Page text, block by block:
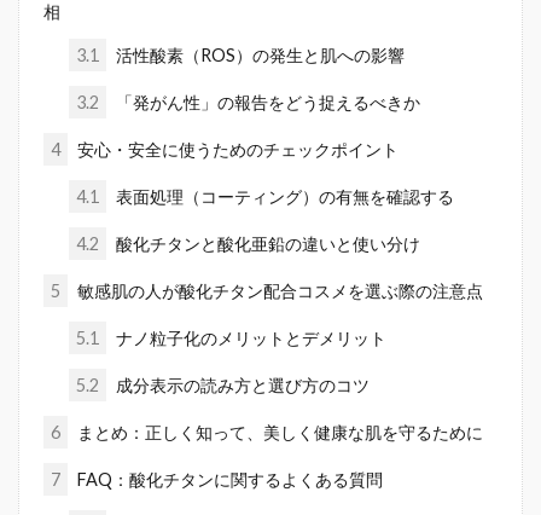
相
3.1 活性酸素（ROS）の発生と肌への影響
3.2 「発がん性」の報告をどう捉えるべきか
4 安心・安全に使うためのチェックポイント
4.1 表面処理（コーティング）の有無を確認する
4.2 酸化チタンと酸化亜鉛の違いと使い分け
5 敏感肌の人が酸化チタン配合コスメを選ぶ際の注意点
5.1 ナノ粒子化のメリットとデメリット
5.2 成分表示の読み方と選び方のコツ
6 まとめ：正しく知って、美しく健康な肌を守るために
7 FAQ：酸化チタンに関するよくある質問